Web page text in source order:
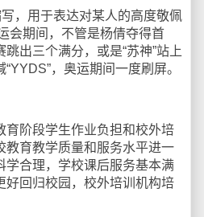
，用于表达对某人的高度敬佩
会期间，不管是杨倩夺得首
出三个满分，或是“苏神”站上
，奥运期间一度刷屏。
阶段学生作业负担和校外培
教育教学质量和服务水平进一
学合理，学校课后服务基本满
好回归校园，校外培训机构培